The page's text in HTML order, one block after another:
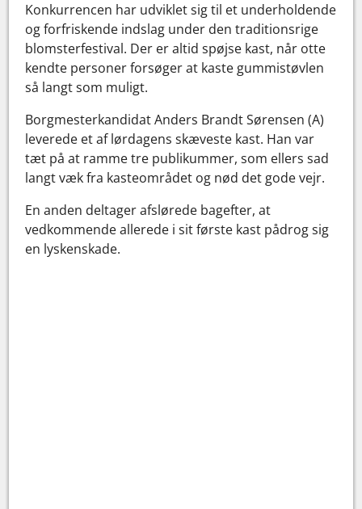
Konkurrencen har udviklet sig til et underholdende
og forfriskende indslag under den traditionsrige
blomsterfestival. Der er altid spøjse kast, når otte
kendte personer forsøger at kaste gummistøvlen
så langt som muligt.
Borgmesterkandidat Anders Brandt Sørensen (A)
leverede et af lørdagens skæveste kast. Han var
tæt på at ramme tre publikummer, som ellers sad
langt væk fra kasteområdet og nød det gode vejr.
En anden deltager afslørede bagefter, at
vedkommende allerede i sit første kast pådrog sig
en lyskenskade.